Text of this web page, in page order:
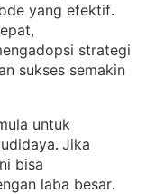
yang efektif
strategi
sukses semakin
untuk
. Jika
bisa
laba besar.